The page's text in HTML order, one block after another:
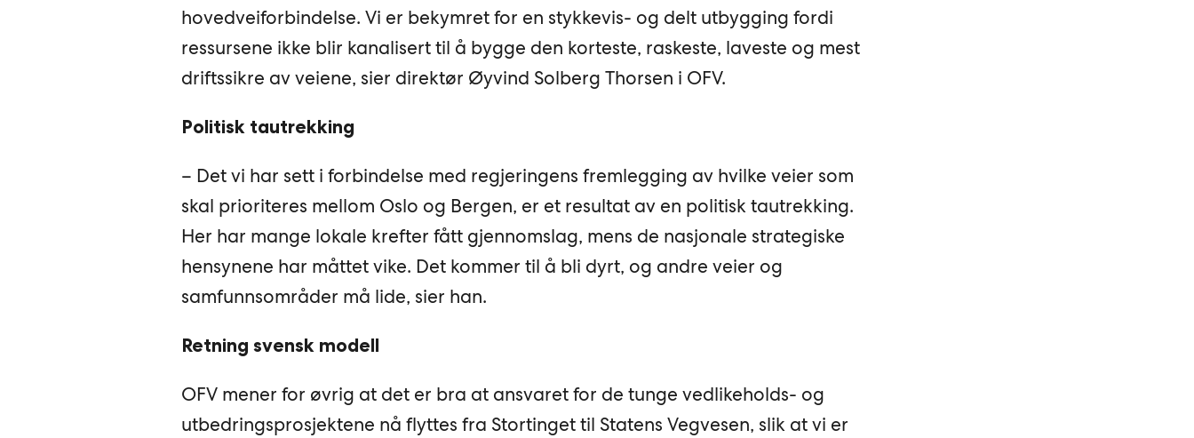
hovedveiforbindelse. Vi er bekymret for en stykkevis- og delt utbygging fordi
ressursene ikke blir kanalisert til å bygge den korteste, raskeste, laveste og mest
driftssikre av veiene, sier direktør Øyvind Solberg Thorsen i OFV.
Politisk tautrekking
– Det vi har sett i forbindelse med regjeringens fremlegging av hvilke veier som
skal prioriteres mellom Oslo og Bergen, er et resultat av en politisk tautrekking.
Her har mange lokale krefter fått gjennomslag, mens de nasjonale strategiske
hensynene har måttet vike. Det kommer til å bli dyrt, og andre veier og
samfunnsområder må lide, sier han.
Retning svensk modell
OFV mener for øvrig at det er bra at ansvaret for de tunge vedlikeholds- og
utbedringsprosjektene nå flyttes fra Stortinget til Statens Vegvesen, slik at vi er